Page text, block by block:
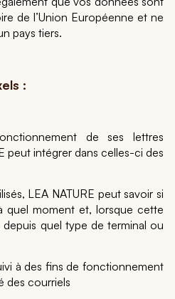
de l’Union Européenne et ne
pays tiers.
:
de ses lettres
peut intégrer dans celles-ci des
LEA NATURE peut savoir si
quel moment et, lorsque cette
quel type de terminal ou
à des fins de fonctionnement
des courriels